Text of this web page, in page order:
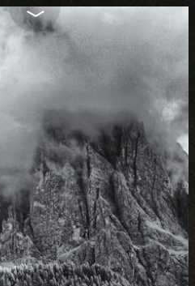
Giovanni in
Ranui
di San Giovanni in
resa famosa dalla
posizione.
colori e infrarosso.
04-12 10 images
software·Projector